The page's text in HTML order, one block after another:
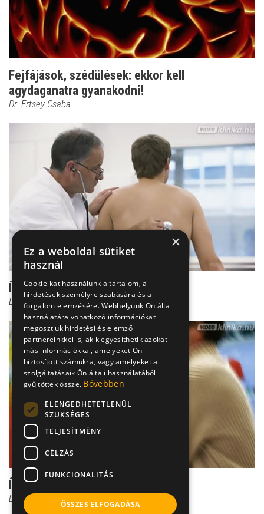
Fejfájások, szédülések: ekkor kell
agydaganatra gyanakodni!
Dr. Ertsey Csaba
Így lélegezz, ha tüdőbeteg vagy!
Dr. Mucsi János
Így gyógyít a vidámpark
Dr. Móri István Péter
×
Ez a weboldal sütiket
használ
Cookie-kat használunk a tartalom, a
hirdetések személyre szabására és a
forgalom elemzésére. Webhelyünk Ön általi
használatára vonatkozó információkat
megosztjuk hirdetési és elemző
partnereinkkel is, akik egyesíthetik azokat
más információkkal, amelyeket Ön
biztosított számukra, vagy amelyeket a
szolgáltatásaik Ön általi használatából
gyűjtöttek össze. Bővebben
ELENGEDHETETLENÜL
SZÜKSÉGES
TELJESÍTMÉNY
CÉLZÁS
FUNKCIONALITÁS
ÖSSZES ELFOGADÁSA